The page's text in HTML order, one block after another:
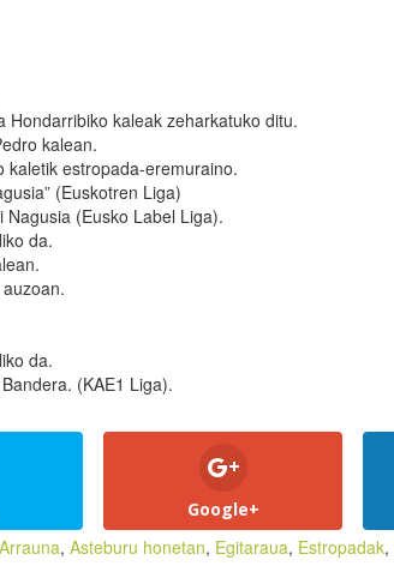
kaleak zeharkatuko ditu.
kalean.
kaletik estropada-eremuraino.
(Euskotren Liga)
(Eusko Label Liga).
da.
da.
(KAE1 Liga).
Google+
Arrauna, Asteburu honetan, Egitaraua, Estropadak,